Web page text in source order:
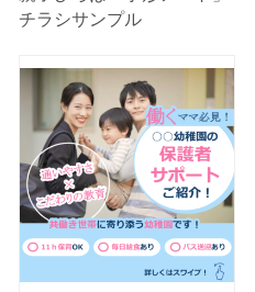
チラシサンプル